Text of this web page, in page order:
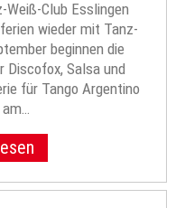
Weiß-Club Esslingen
wieder mit Tanz-
beginnen die
Discofox, Salsa und
für Tango Argentino